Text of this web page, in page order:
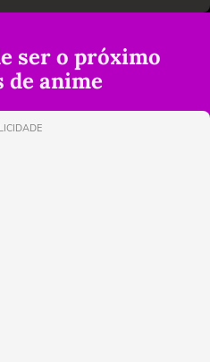
ser o próximo
de anime